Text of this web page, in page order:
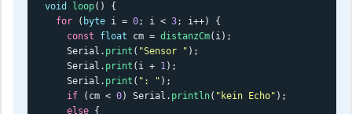
void loop() {
for ( byte i = 0; i < 3; i++) {
const
float cm = distanzCm(i);
    Serial.
print ( "Sensor " );
    Serial.
print (i + 1);
    Serial.
print ( ": " );
if (cm < 0) Serial. println( "kein Echo" );
else {